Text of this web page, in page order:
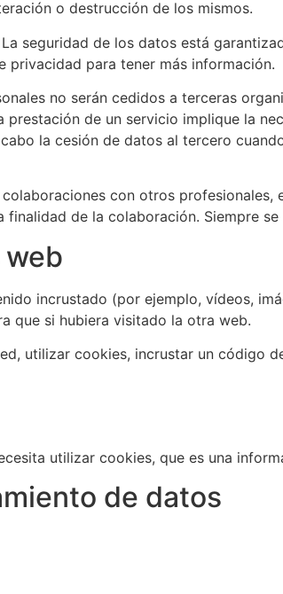
o destrucción de los mismos.
seguridad de los datos está
privacidad para tener más información.
no serán cedidos a terceras
de un servicio implique la
la cesión de datos al tercero
con otros
de la colaboración. Siempre
incrustado (por ejemplo, vídeos,
que si hubiera visitado la otra web.
utilizar cookies, incrustar un código
utilizar cookies, que es una
de datos